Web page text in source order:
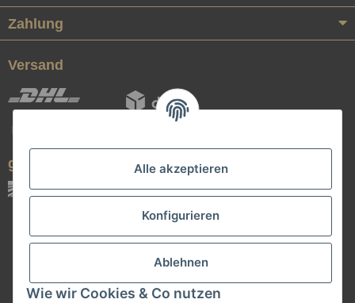
Alle akzeptieren
Konfigurieren
Ablehnen
Wie wir Cookies & Co nutzen
Zahlung
Versand
geprüfte Qualität